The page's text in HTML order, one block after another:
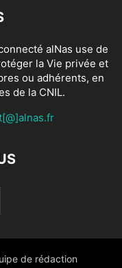
alNas use de
la Vie privée et
ou adhérents, en
de la CNIL.
de rédaction